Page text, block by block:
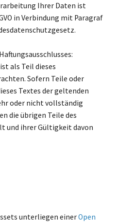
Ihrer Daten ist
in Verbindung mit Paragraf
als Teil dieses
Sofern Teile oder
Textes der geltenden
oder nicht vollständig
die übrigen Teile des
und ihrer Gültigkeit davon
unterliegen einerOpen